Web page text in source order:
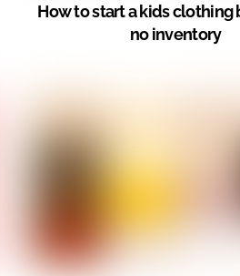
How to start a kids clothing
no inventory